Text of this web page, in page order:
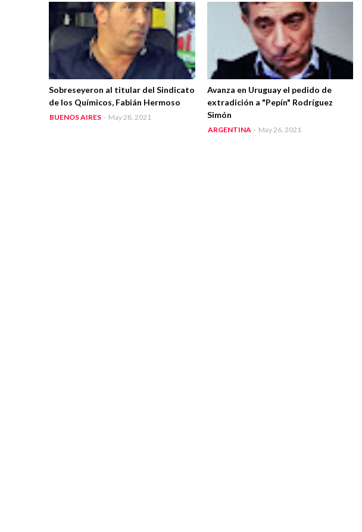
Sobreseyeron al titular del Sindicato
de los Químicos, Fabián Hermoso
BUENOS AIRES - May 28, 2021
Avanza en Uruguay el pedido de
extradición a "Pepín" Rodríguez
Simón
ARGENTINA - May 26, 2021